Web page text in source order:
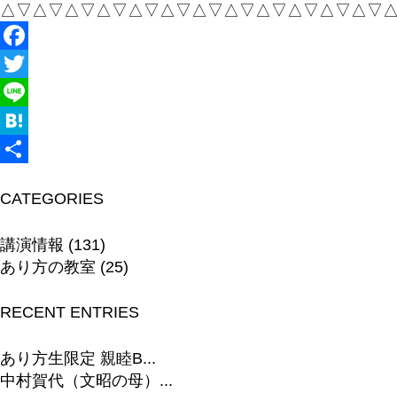
Facebook
Twitter
Line
Hatena
有
CATEGORIES
講演情報 (131)
あり方の教室 (25)
RECENT ENTRIES
あり方生限定 親睦B...
中村賀代（文昭の母）...